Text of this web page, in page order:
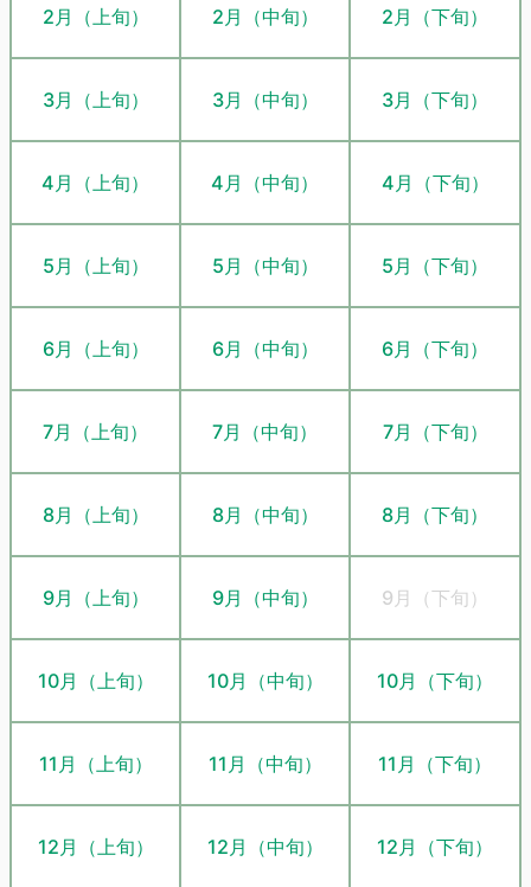
2月（上旬） 2月（中旬） 2月（下旬）
3月（上旬） 3月（中旬） 3月（下旬）
4月（上旬） 4月（中旬） 4月（下旬）
5月（上旬） 5月（中旬） 5月（下旬）
6月（上旬） 6月（中旬） 6月（下旬）
7月（上旬） 7月（中旬） 7月（下旬）
8月（上旬） 8月（中旬） 8月（下旬）
9月（上旬） 9月（中旬） 9月（下旬）
10月（上旬） 10月（中旬） 10月（下旬）
11月（上旬） 11月（中旬） 11月（下旬）
12月（上旬） 12月（中旬） 12月（下旬）